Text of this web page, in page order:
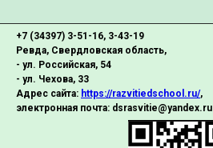
+7 (34397) 3-51-16, 3-43-19
Ревда, Свердловская область,
- ул. Российская, 54
- ул. Чехова, 33
Адрес сайта: https://razvitiedschool.ru/,
электронная почта: dsrasvitie@yandex.ru